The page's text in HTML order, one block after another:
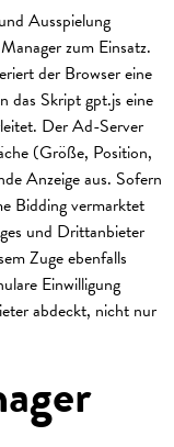
Ausspielung
zum Einsatz.
der Browser eine
das Skript gpt.js eine
Der Ad-Server
(Größe, Position,
Anzeige aus. Sofern
Bidding vermarktet
und Drittanbieter
Zuge ebenfalls
Einwilligung
abdeckt, nicht nur